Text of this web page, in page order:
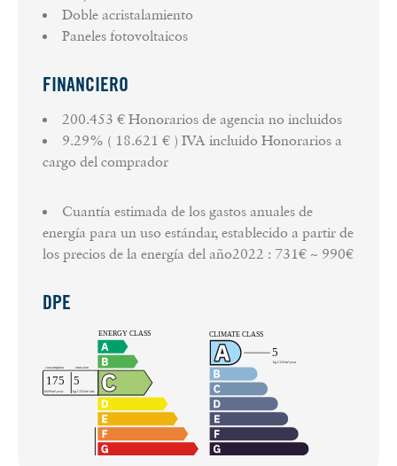
Doble acristalamiento
Paneles fotovoltaicos
FINANCIERO
200.453 € Honorarios de agencia no incluidos
9.29% ( 18.621 € ) IVA incluido Honorarios a
cargo del comprador
Cuantía estimada de los gastos anuales de
energía para un uso estándar, establecido a partir de
los precios de la energía del año2022 : 731€ ~ 990€
DPE